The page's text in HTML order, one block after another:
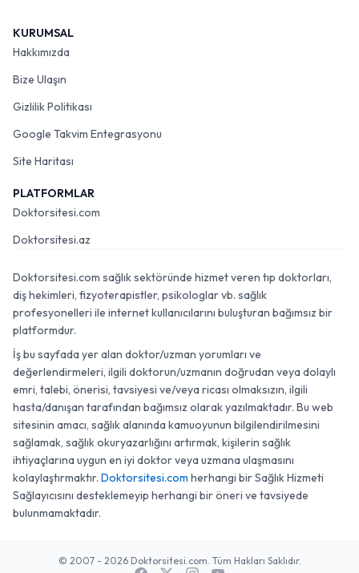
KURUMSAL
Hakkımızda
Bize Ulaşın
Gizlilik Politikası
Google Takvim Entegrasyonu
Site Haritası
PLATFORMLAR
Doktorsitesi.com
Doktorsitesi.az
Doktorsitesi.com sağlık sektöründe hizmet veren tıp doktorları,
diş hekimleri, fizyoterapistler, psikologlar vb. sağlık
profesyonelleri ile internet kullanıcılarını buluşturan bağımsız bir
platformdur.
İş bu sayfada yer alan doktor/uzman yorumları ve
değerlendirmeleri, ilgili doktorun/uzmanın doğrudan veya dolaylı
emri, talebi, önerisi, tavsiyesi ve/veya ricası olmaksızın, ilgili
hasta/danışan tarafından bağımsız olarak yazılmaktadır. Bu web
sitesinin amacı, sağlık alanında kamuoyunun bilgilendirilmesini
sağlamak, sağlık okuryazarlığını artırmak, kişilerin sağlık
ihtiyaçlarına uygun en iyi doktor veya uzmana ulaşmasını
kolaylaştırmaktır. Doktorsitesi.com herhangi bir Sağlık Hizmeti
Sağlayıcısını desteklemeyip herhangi bir öneri ve tavsiyede
bulunmamaktadır.
© 2007 - 2026 Doktorsitesi.com. Tüm Hakları Saklıdır.